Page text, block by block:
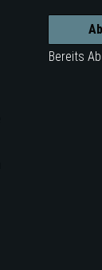
Bereits